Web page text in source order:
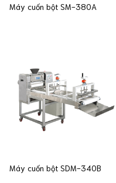
Máy cuốn bột SM-380A
Máy cuốn bột SDM-340B